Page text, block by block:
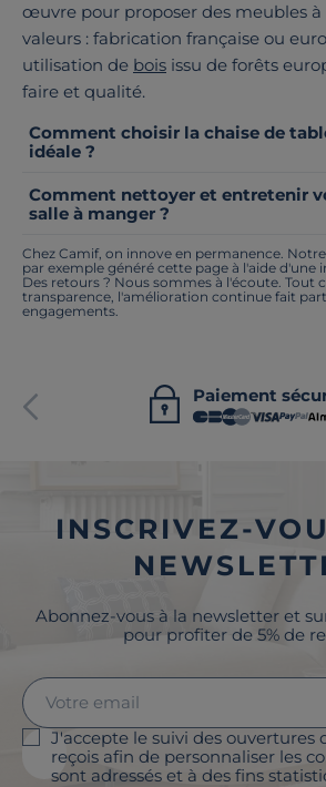
œuvre pour proposer des meubles à
valeurs : fabrication française ou
utilisation de bois issu de forêts
faire et qualité.
Comment choisir la chaise de
idéale ?
Comment nettoyer et entretenir
salle à manger ?
Chez Camif, on innove en permanence.
par exemple généré cette page à l'aide d'une
Des retours ? Nous sommes à l'écoute. Tout
transparence, l'amélioration continue fait
engagements.
Paiement
INSCRIVEZ-
Abonnez-vous à la newsletter et
pour profiter de 5% de
J'accepte le suivi des ouvertures
reçois afin de personnaliser les
sont adressés et à des fins